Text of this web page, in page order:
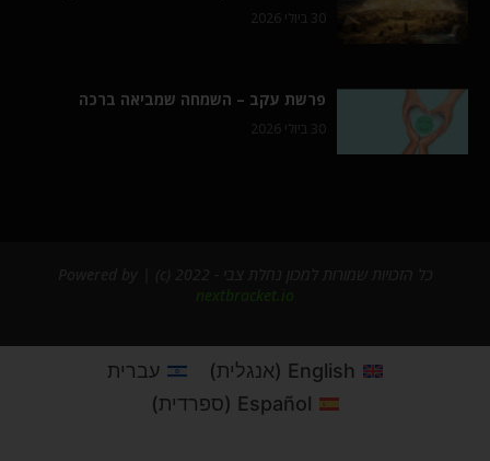
30 ביולי 2026
פרשת עקב – השמחה שמביאה ברכה
30 ביולי 2026
nextbracket.io
English
(אנגלית)
עברית
Español
(ספרדית)